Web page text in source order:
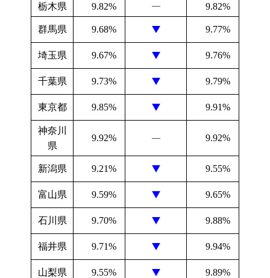
栃木県 9.82% ― 9.82%
群馬県 9.68% 9.77%
埼玉県 9.67% 9.76%
千葉県 9.73% 9.79%
東京都 9.85% 9.91%
神奈川
県
9.92% ― 9.92%
新潟県 9.21% 9.55%
富山県 9.59% 9.65%
石川県 9.70% 9.88%
福井県 9.71% 9.94%
山梨県 9.55% 9.89%